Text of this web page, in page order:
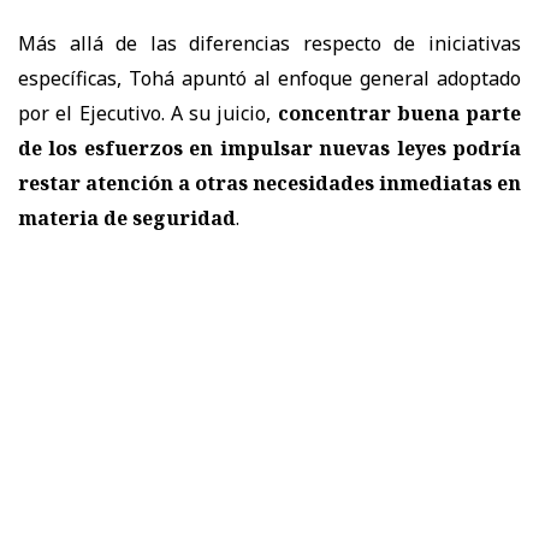
Más allá de las diferencias respecto de iniciativas
específicas, Tohá apuntó al enfoque general adoptado
por el Ejecutivo. A su juicio, concentrar buena parte
de los esfuerzos en impulsar nuevas leyes podría
restar atención a otras necesidades inmediatas en
materia de seguridad.